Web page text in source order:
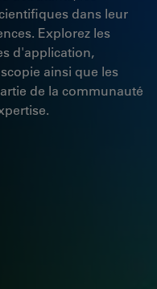
dans leur
Explorez les
d'application,
ainsi que les
de la communauté